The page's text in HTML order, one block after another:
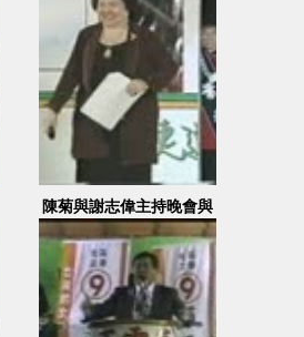
陳菊與謝志偉主持晚會與
表演節目